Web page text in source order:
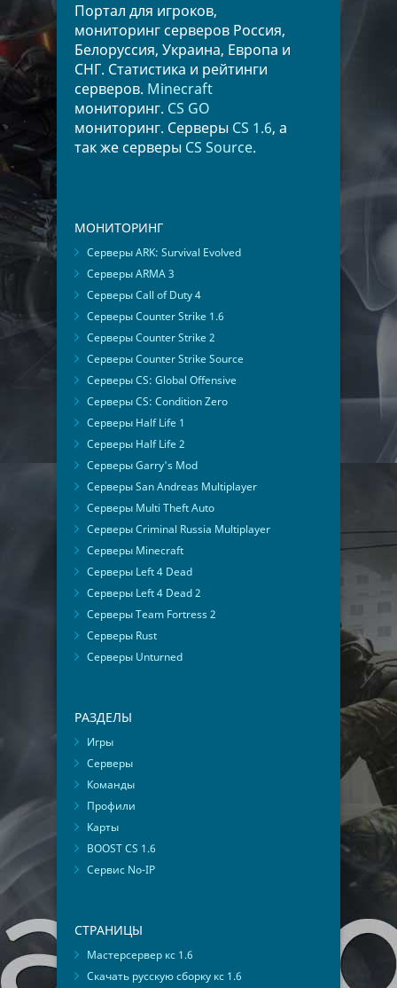
Портал для игроков,
мониторинг серверов Россия,
Белоруссия, Украина, Европа и
СНГ. Статистика и рейтинги
серверов. Minecraft
мониторинг. CS GO
мониторинг. Серверы CS 1.6, а
так же серверы CS Source.
МОНИТОРИНГ
Серверы ARK: Survival Evolved
Серверы ARMA 3
Серверы Call of Duty 4
Серверы Counter Strike 1.6
Серверы Counter Strike 2
Серверы Counter Strike Source
Серверы CS: Global Offensive
Серверы CS: Condition Zero
Серверы Half Life 1
Серверы Half Life 2
Серверы Garry's Mod
Серверы San Andreas Multiplayer
Серверы Multi Theft Auto
Серверы Criminal Russia Multiplayer
Серверы Minecraft
Серверы Left 4 Dead
Серверы Left 4 Dead 2
Серверы Team Fortress 2
Серверы Rust
Серверы Unturned
РАЗДЕЛЫ
Игры
Серверы
Команды
Профили
Карты
BOOST CS 1.6
Сервис No-IP
СТРАНИЦЫ
Мастерсервер кс 1.6
Скачать русскую сборку кс 1.6